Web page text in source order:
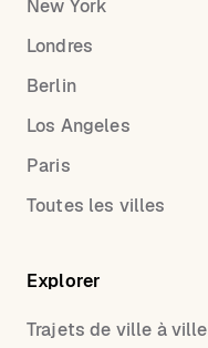
New York
Londres
Berlin
Los Angeles
Paris
Toutes les villes
Explorer
Trajets de ville à ville